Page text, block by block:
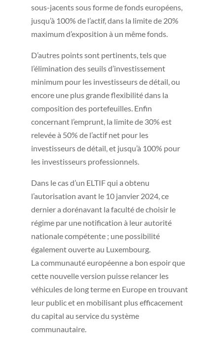
sous-jacents sous forme de fonds européens,
jusqu’à 100% de l’actif, dans la limite de 20%
maximum d’exposition à un même fonds.
D’autres points sont pertinents, tels que
l’élimination des seuils d’investissement
minimum pour les investisseurs de détail, ou
encore une plus grande flexibilité dans la
composition des portefeuilles. Enfin
concernant l’emprunt, la limite de 30% est
relevée à 50% de l’actif net pour les
investisseurs de détail, et jusqu’à 100% pour
les investisseurs professionnels.
Dans le cas d’un ELTIF qui a obtenu
l’autorisation avant le 10 janvier 2024, ce
dernier a dorénavant la faculté de choisir le
régime par une notification à leur autorité
nationale compétente ; une possibilité
également ouverte au Luxembourg.
La communauté européenne a bon espoir que
cette nouvelle version puisse relancer les
véhicules de long terme en Europe en trouvant
leur public et en mobilisant plus efficacement
du capital au service du système
communautaire.